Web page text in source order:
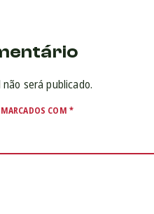
será publicado.
COM *